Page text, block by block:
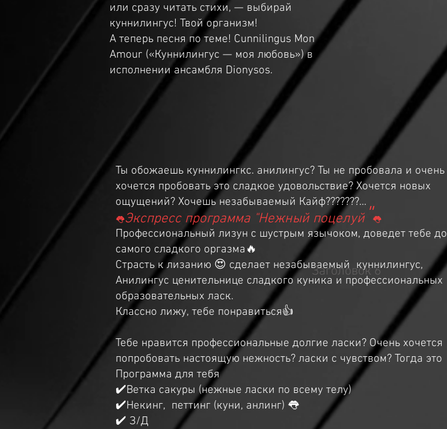
или сразу читать стихи, — выбирай
куннилингус! Твой организм!
А теперь песня по теме! Cunnilingus Mon
Amour («Куннилингус — моя любовь») в
исполнении ансамбля Dionysos.
Ты обожаешь куннилингкс. анилингус? Ты не пробовала и очень
хочется пробовать это сладкое удовольствие? Хочется новых
ощущений? Хочешь незабываемый Кайф???????...
👅Экспресс программа "Нежный поцелуй"👅
Профессиональный лизун с шустрым язычоком, доведет тебе до
самого сладкого оргазма🔥
Страсть к лизанию 😍 сделает незабываемый куннилингус,
Анилингус ценительнице сладкого куника и профессиональных
образовательных ласк.
Классно лижу, тебе понравиться👍
Тебе нравится профессиональные долгие ласки? Очень хочется
попробовать настоящую нежность? ласки с чувством? Тогда это
Программа для тебя
✔️Ветка сакуры (нежные ласки по всему телу)
✔️Некинг, петтинг (куни, анлинг) 👅
✔️ З/Д
Заголовок 6